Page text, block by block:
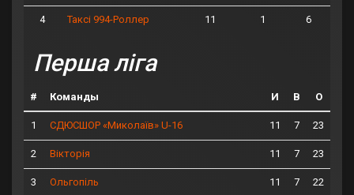
4 Таксі 994-Роллер 11 1 6
Перша ліга
# Команды И В О
1 СДЮСШОР «Миколаїв» U-16 11 7 23
2 Вікторія 11 7 23
3 Ольгопіль 11 7 22